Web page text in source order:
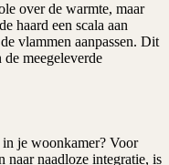
over de warmte, maar
haard een scala aan
vlammen aanpassen. Dit
meegeleverde
je woonkamer? Voor
naar naadloze integratie, is